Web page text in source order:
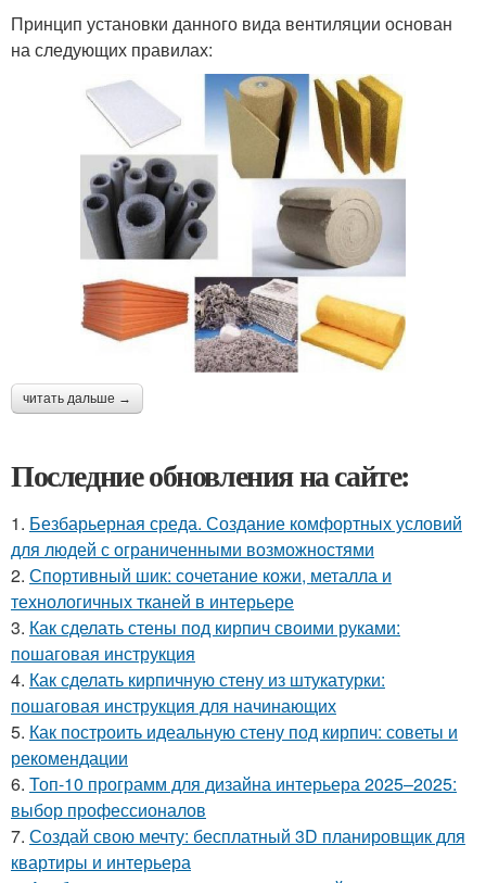
Принцип установки данного вида вентиляции основан
на следующих правилах:
читать дальше →
Последние обновления на сайте:
1. Безбарьерная среда. Создание комфортных условий
для людей с ограниченными возможностями
2. Спортивный шик: сочетание кожи, металла и
технологичных тканей в интерьере
3. Как сделать стены под кирпич своими руками:
пошаговая инструкция
4. Как сделать кирпичную стену из штукатурки:
пошаговая инструкция для начинающих
5. Как построить идеальную стену под кирпич: советы и
рекомендации
6. Топ-10 программ для дизайна интерьера 2025–2025:
выбор профессионалов
7. Создай свою мечту: бесплатный 3D планировщик для
квартиры и интерьера